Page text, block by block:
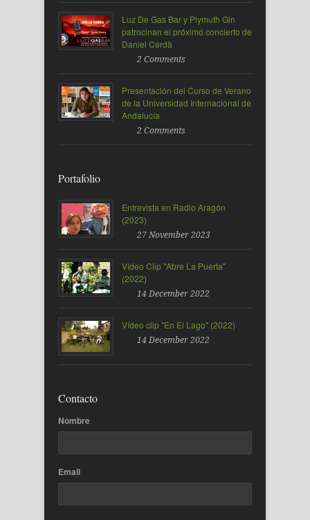
Luz De Gas Bar y Plymuth Gin
patrocinan el próximo concierto de
Daniel Cerdà
2 Comments
Presentación del Curso de Verano
de la Universidad Internacional de
Andalucía
2 Comments
Portafolio
Entrevista en Radio Aragón
(2023)
27 November 2023
Vídeo Clip "Abre La Puerta"
(2022)
14 December 2022
Vídeo clip "En El Lago" (2022)
14 December 2022
Contacto
Nombre
Email